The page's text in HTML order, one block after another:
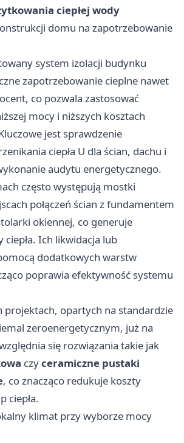
ciepłej wody
domu na zapotrzebowanie
system izolacji budynku
zapotrzebowanie cieplne nawet
co pozwala zastosować
mocy i niższych kosztach
jest sprawdzenie
ciepła U dla ścian, dachu i
audytu energetycznego.
często występują mostki
połączeń ścian z fundamentem
okiennej, co generuje
Ich likwidacja lub
dodatkowych warstw
poprawia efektywność systemu
projektach, opartych na standardzie
zeroenergetycznym, już na
się rozwiązania takie jak
czyceramiczne pustaki
, co znacząco redukuje koszty
ciepła.
klimat przy wyborze mocy